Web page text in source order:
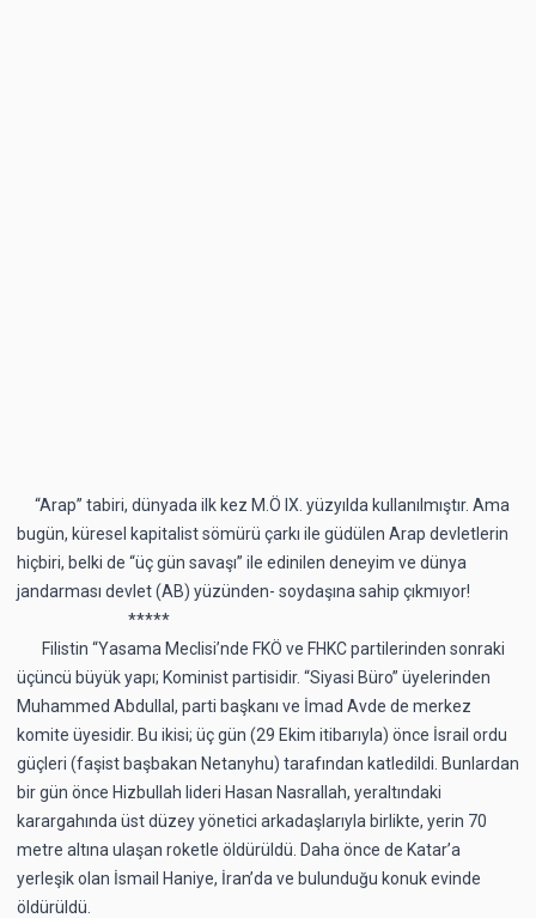
“Arap” tabiri, dünyada ilk kez M.Ö IX. yüzyılda kullanılmıştır. Ama
bugün, küresel kapitalist sömürü çarkı ile güdülen Arap devletlerin
hiçbiri, belki de “üç gün savaşı” ile edinilen deneyim ve dünya
jandarması devlet (AB) yüzünden- soydaşına sahip çıkmıyor!
*****
Filistin “Yasama Meclisi’nde FKÖ ve FHKC partilerinden sonraki
üçüncü büyük yapı; Kominist partisidir. “Siyasi Büro” üyelerinden
Muhammed Abdullal, parti başkanı ve İmad Avde de merkez
komite üyesidir. Bu ikisi; üç gün (29 Ekim itibarıyla) önce İsrail ordu
güçleri (faşist başbakan Netanyhu) tarafından katledildi. Bunlardan
bir gün önce Hizbullah lideri Hasan Nasrallah, yeraltındaki
karargahında üst düzey yönetici arkadaşlarıyla birlikte, yerin 70
metre altına ulaşan roketle öldürüldü. Daha önce de Katar’a
yerleşik olan İsmail Haniye, İran’da ve bulunduğu konuk evinde
öldürüldü.